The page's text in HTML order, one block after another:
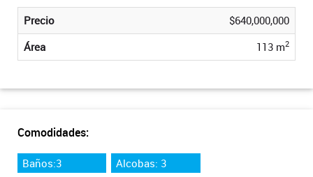
Precio
$640,000,000
Área
113 m2
Comodidades:
Baños:3 Alcobas: 3